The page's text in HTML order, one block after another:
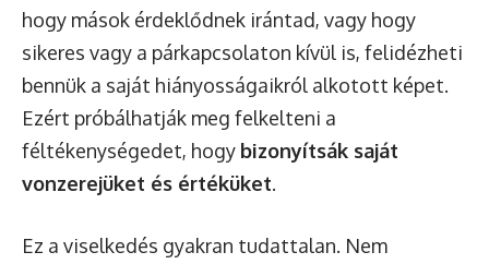
hogy mások érdeklődnek irántad, vagy hogy
sikeres vagy a párkapcsolaton kívül is, felidézheti
bennük a saját hiányosságaikról alkotott képet.
Ezért próbálhatják meg felkelteni a
féltékenységedet, hogy bizonyítsák saját
vonzerejüket és értéküket.
Ez a viselkedés gyakran tudattalan. Nem